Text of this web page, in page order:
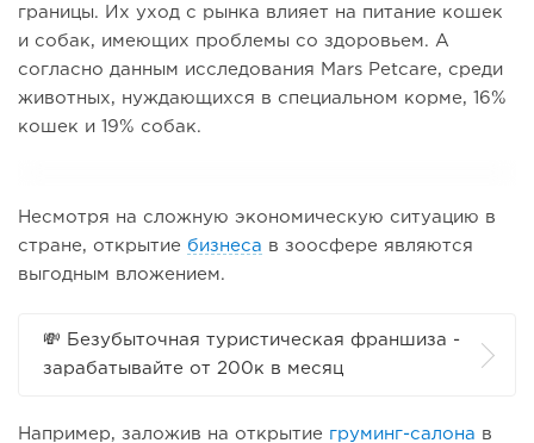
границы. Их уход с рынка влияет на питание кошек
и собак, имеющих проблемы со здоровьем. А
согласно данным исследования Mars Petcare, среди
животных, нуждающихся в специальном корме, 16%
кошек и 19% собак.
Несмотря на сложную экономическую ситуацию в
стране, открытие бизнеса в зоосфере являются
выгодным вложением.
💸 Безубыточная туристическая франшиза -
зарабатывайте от 200к в месяц
Например, заложив на открытие груминг-салона в